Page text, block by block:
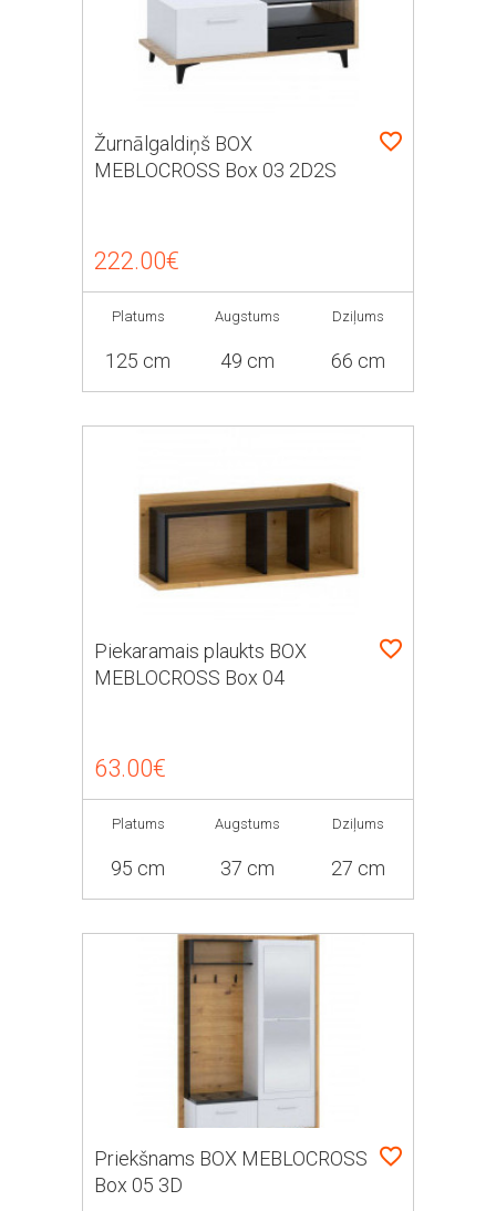
Žurnālgaldiņš BOX
MEBLOCROSS Box 03 2D2S
222.00€
Platums
125 cm
Augstums
49 cm
Dziļums
66 cm
Piekaramais plaukts BOX
MEBLOCROSS Box 04
63.00€
Platums
95 cm
Augstums
37 cm
Dziļums
27 cm
Priekšnams BOX MEBLOCROSS
Box 05 3D